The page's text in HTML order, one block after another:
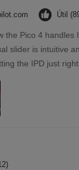
Útil
the Pico 4 handles
slider is intuitive
the IPD just right